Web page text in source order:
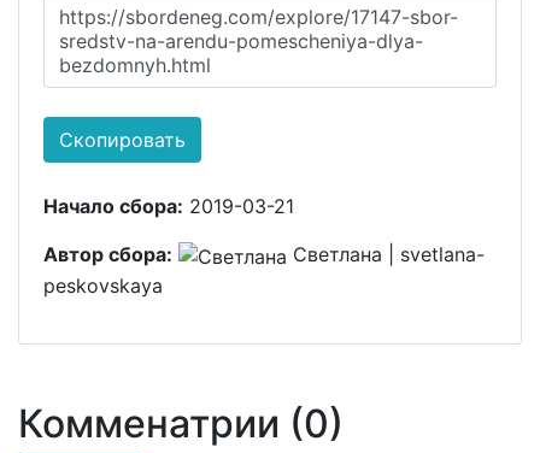
https://sbordeneg.com/explore/17147-sbor-
sredstv-na-arendu-pomescheniya-dlya-
bezdomnyh.html
Скопировать
Начало сбора: 2019-03-21
Автор сбора:
Светлана | svetlana-
peskovskaya
Комменатрии (0)